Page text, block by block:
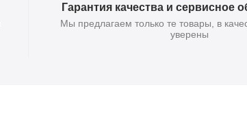
Гарантия качества и сервисное
Мы предлагаем только те товары, в
уверены